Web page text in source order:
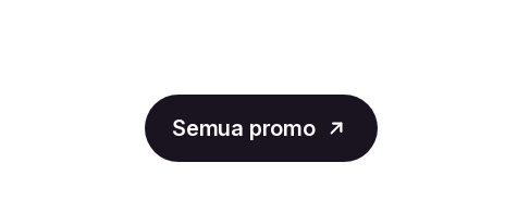
Semua promo